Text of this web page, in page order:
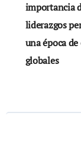
importancia
liderazgos
una época
globales